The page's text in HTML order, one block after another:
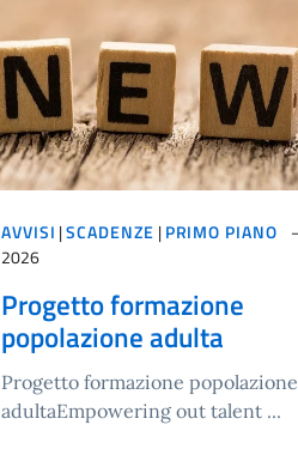
AVVISI |SCADENZE |PRIMO PIANO
2026
Progetto formazione
popolazione adulta
Progetto formazione popolazione
adultaEmpowering out talent ...